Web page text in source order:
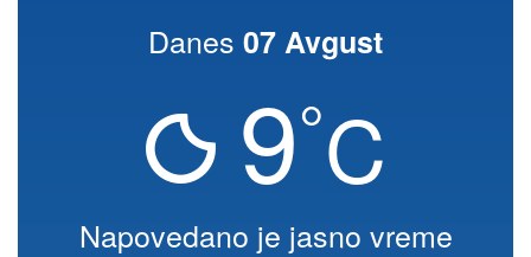
Danes 07 Avgust
9°C
Napovedano je jasno vreme